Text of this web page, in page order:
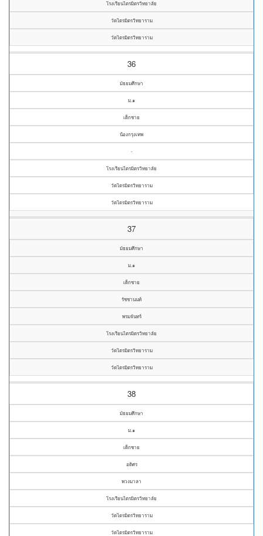
โรงเรียนไตรมิตรวิทยาลัย
วัดไตรมิตรวิทยาราม
วัดไตรมิตรวิทยาราม
36
มัธยมศึกษา
ม.๑
เด็กชาย
น้องกรุงเทพ
-
โรงเรียนไตรมิตรวิทยาลัย
วัดไตรมิตรวิทยาราม
วัดไตรมิตรวิทยาราม
37
มัธยมศึกษา
ม.๑
เด็กชาย
รัชชานนท์
พรมจันทร์
โรงเรียนไตรมิตรวิทยาลัย
วัดไตรมิตรวิทยาราม
วัดไตรมิตรวิทยาราม
38
มัธยมศึกษา
ม.๑
เด็กชาย
อดิศร
พวงมาลา
โรงเรียนไตรมิตรวิทยาลัย
วัดไตรมิตรวิทยาราม
วัดไตรมิตรวิทยาราม